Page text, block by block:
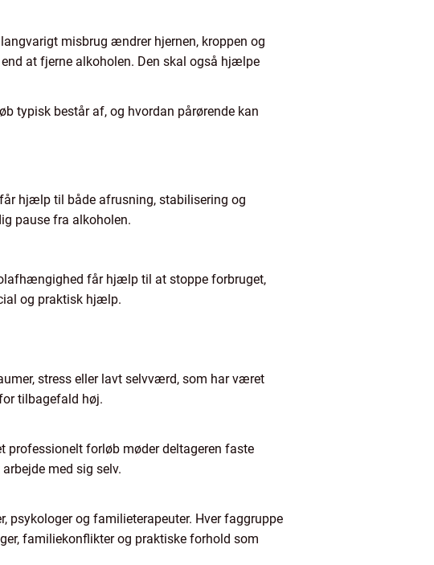
misbrug ændrer hjernen, kroppen og
at fjerne alkoholen. Den skal også hjælpe
typisk består af, og hvordan pårørende kan
hjælp til både afrusning, stabilisering og
pause fra alkoholen.
får hjælp til at stoppe forbruget,
og praktisk hjælp.
stress eller lavt selvværd, som har været
tilbagefald høj.
professionelt forløb møder deltageren faste
med sig selv.
psykologer og familieterapeuter. Hver faggruppe
familiekonflikter og praktiske forhold som